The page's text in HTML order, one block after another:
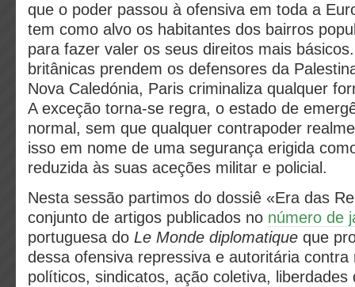
que o poder passou à ofensiva em toda a
tem como alvo os habitantes dos bairros
para fazer valer os seus direitos mais
britânicas prendem os defensores da
Nova Caledónia, Paris criminaliza qualquer
A exceção torna-se regra, o estado de
normal, sem que qualquer contrapoder
isso em nome de uma segurança erigida
reduzida às suas aceções militar e policial.
Nesta sessão partimos do dossiê «Era das
conjunto de artigos publicados no número de
portuguesa do Le Monde diplomatique que
dessa ofensiva repressiva e autoritária contra
políticos, sindicatos, ação coletiva, liberdades